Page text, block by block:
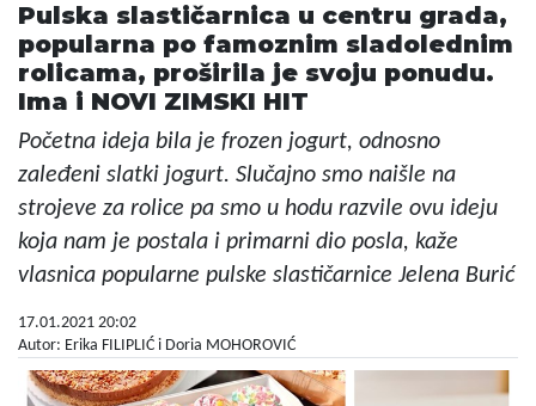
Pulska slastičarnica u centru grada,
popularna po famoznim sladolednim
rolicama, proširila je svoju ponudu.
Ima i NOVI ZIMSKI HIT
Početna ideja bila je frozen jogurt, odnosno
zaleđeni slatki jogurt. Slučajno smo naišle na
strojeve za rolice pa smo u hodu razvile ovu ideju
koja nam je postala i primarni dio posla, kaže
vlasnica popularne pulske slastičarnice Jelena Burić
17.01.2021 20:02
Autor: Erika FILIPLIĆ i Doria MOHOROVIĆ